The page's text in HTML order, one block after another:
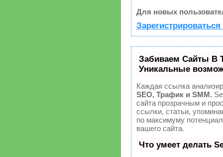
Для новых
Забиваем Сайты
Уникальные
Каждая ссылка
SEO, Трафик и SMM.
сайта прозрачным и
ссылки, статьи,
по максимуму
вашего сайта.
Что умеет делать